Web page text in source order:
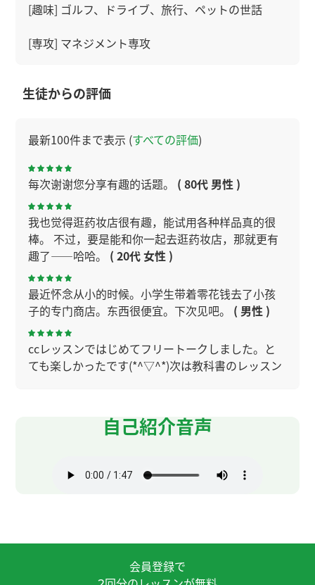
[趣味] ゴルフ、ドライブ、旅行、ペットの世話
[専攻] マネジメント専攻
生徒からの評価
最新100件まで表示 (すべての評価)
每次谢谢您分享有趣的话题。 ( 80代 男性 )
我也觉得逛药妆店很有趣，能试用各种样品真的很
棒。 不过，要是能和你一起去逛药妆店，那就更有
趣了——哈哈。 ( 20代 女性 )
最近怀念从小的时候。小学生带着零花钱去了小孩
子的专门商店。东西很便宜。下次见吧。 ( 男性 )
ccレッスンではじめてフリートークしました。と
ても楽しかったです(*^▽^*)次は教科書のレッスン
谢谢你提供北京的最新信息😊一年前也坐过，那个
复杂的地铁还在发展，真是令人吃惊啊。还请多多
在上汉语课中不要说日语。我以为这个心情让汉语
的水平进步。很有意思。下次见吧。( 男性 )
自己紹介音声
会員登録で